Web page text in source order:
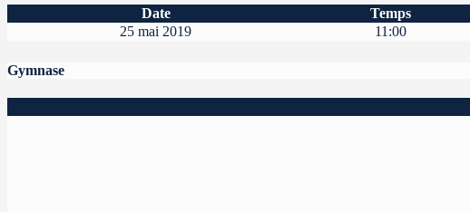
Date Temps
25 mai 2019
11:00
Gymnase